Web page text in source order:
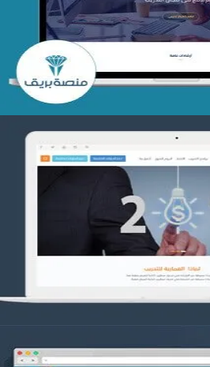
التفاصيل
للتدريب
التفاصيل